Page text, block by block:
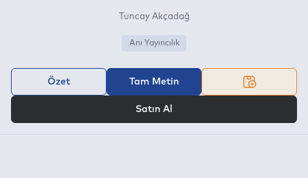
Tuncay Akçadağ
Anı Yayıncılık
Özet Tam Metin
Satın Al